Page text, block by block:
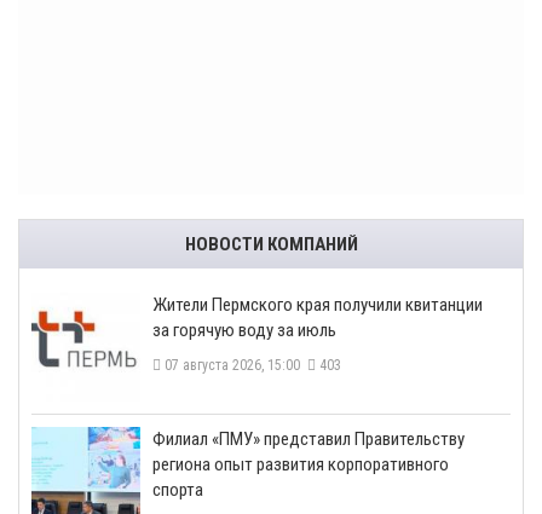
НОВОСТИ КОМПАНИЙ
​Жители Пермского края получили квитанции
за горячую воду за июль
07 августа 2026, 15:00 403
​Филиал «ПМУ» представил Правительству
региона опыт развития корпоративного
спорта